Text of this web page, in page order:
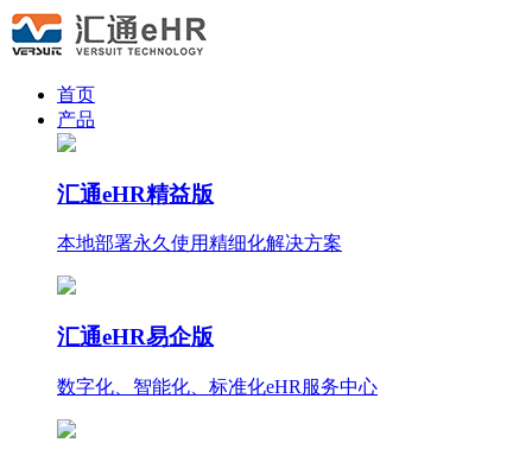
首页
产品
汇通eHR精益版
本地部署永久使用精细化解决方案
汇通eHR易企版
数字化、智能化、标准化eHR服务中心